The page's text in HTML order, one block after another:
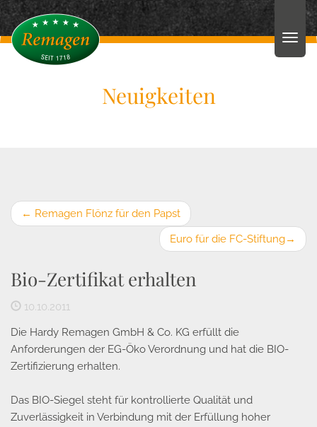
Neuigkeiten
← Remagen Flönz für den Papst
Euro für die FC-Stiftung→
Bio-Zertifikat erhalten
10.10.2011
Die Hardy Remagen GmbH & Co. KG erfüllt die
Anforderungen der EG-Öko Verordnung und hat die BIO-
Zertifizierung erhalten.
Das BIO-Siegel steht für kontrollierte Qualität und
Zuverlässigkeit in Verbindung mit der Erfüllung hoher